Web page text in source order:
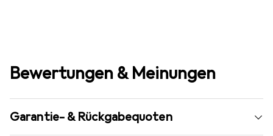
Bewertungen & Meinungen
Garantie- & Rückgabequoten